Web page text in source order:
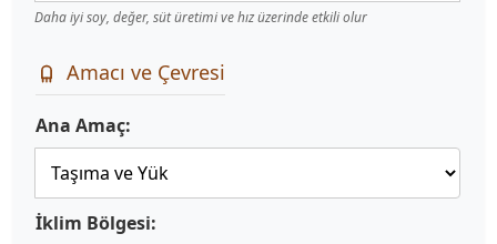
Daha iyi soy, değer, süt üretimi ve hız üzerinde etkili olur
Amacı ve Çevresi
Ana Amaç:
İklim Bölgesi: